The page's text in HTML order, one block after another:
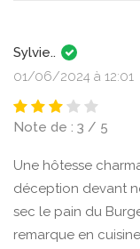
Sylvie..
01/06/2024 à 12:01
Note de : 3 / 5
Une hôtesse
déception devant
sec le pain du
remarque en